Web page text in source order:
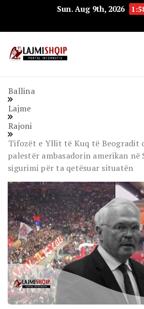
Sun. Aug 9th, 2026
Ballina
Lajme
Rajoni
Tifozët e Yllit të Kuq të Beogradit
palestër ambasadorin amerikan
sigurimi për ta qetësuar situatën